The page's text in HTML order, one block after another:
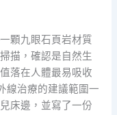
顆九眼石頁岩材質
描，確認是自然生
落在人體最易吸收
線治療的建議範圍一
床邊，並寫了一份